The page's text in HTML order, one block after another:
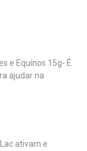
e Equínos 15g- É
ajudar na
ativam e